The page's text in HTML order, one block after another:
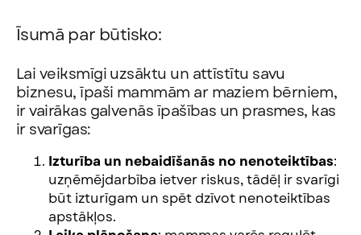
Īsumā par būtisko:
Lai veiksmīgi uzsāktu un attīstītu savu
biznesu, īpaši mammām ar maziem bērniem,
ir vairākas galvenās īpašības un prasmes, kas
ir svarīgas:
Izturība un nebaidīšanās no nenoteiktības:
uzņēmējdarbība ietver riskus, tādēļ ir svarīgi
būt izturīgam un spēt dzīvot nenoteiktības
apstākļos.